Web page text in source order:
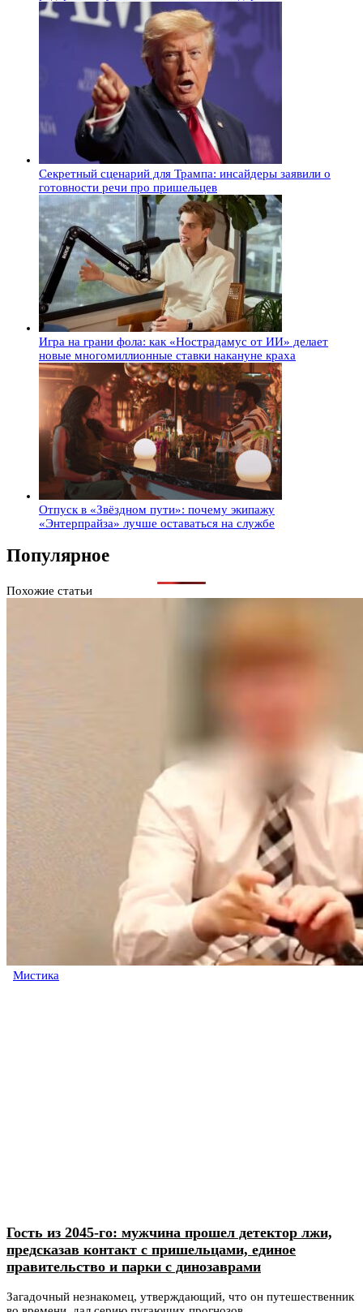
Секретный сценарий для Трампа: инсайдеры заявили о
готовности речи про пришельцев
Игра на грани фола: как «Нострадамус от ИИ» делает
новые многомиллионные ставки накануне краха
Отпуск в «Звёздном пути»: почему экипажу
«Энтерпрайза» лучше оставаться на службе
Популярное
Похожие статьи
Мистика
Гость из 2045-го: мужчина прошел детектор лжи,
предсказав контакт с пришельцами, единое
правительство и парки с динозаврами
Загадочный незнакомец, утверждающий, что он путешественник